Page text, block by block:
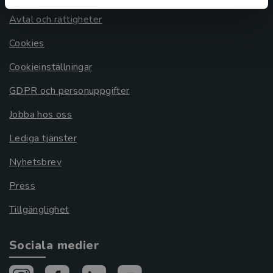
Avtal och rättigheter
Cookies
Cookieinställningar
GDPR och personuppgifter
Jobba hos oss
Lediga tjänster
Nyhetsbrev
Press
Tillgänglighet
Sociala medier